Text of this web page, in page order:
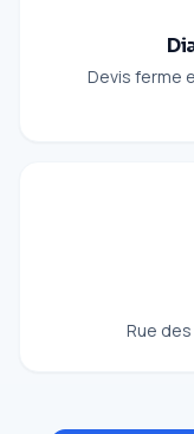
Devis ferme
Rue